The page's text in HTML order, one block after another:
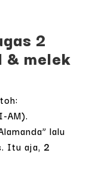
2
& melek
AM).
lalu
Itu aja, 2